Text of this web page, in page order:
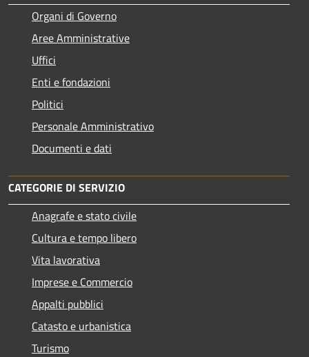
Organi di Governo
Aree Amministrative
Uffici
Enti e fondazioni
Politici
Personale Amministrativo
Documenti e dati
CATEGORIE DI SERVIZIO
Anagrafe e stato civile
Cultura e tempo libero
Vita lavorativa
Imprese e Commercio
Appalti pubblici
Catasto e urbanistica
Turismo